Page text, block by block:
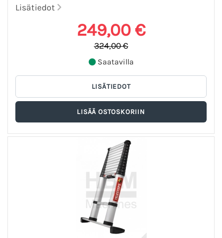
Lisätiedot
249,00 €
324,00 €
Saatavilla